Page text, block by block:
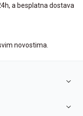
a besplatna dostava
novostima.